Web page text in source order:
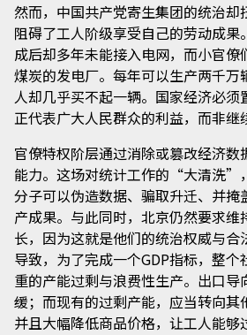
然而，中国共产党寄生集团的统治却
阻碍了工人阶级享受自己的劳动成
成后却多年未能接入电网，而小官
煤炭的发电厂。每年可以生产两千万
人却几乎买不起一辆。国家经济必
正代表广大人民群众的利益，而非继
官僚特权阶层通过消除或篡改经济数
能力。这场对统计工作的“大清洗”
分子可以伪造数据、骗取升迁、并掩
产成果。与此同时，北京仍然要求维
长，因为这就是他们的统治权威与
导致，为了完成一个GDP指标，整
重的产能过剩与浪费性生产。出口导
缓；而现有的过剩产能，应当转向其
并且大幅降低商品价格，让工人能够